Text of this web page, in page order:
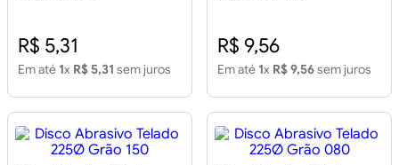
R$ 5,31
Em até 1x R$ 5,31 sem juros
R$ 9,56
Em até 1x R$ 9,56sem juros